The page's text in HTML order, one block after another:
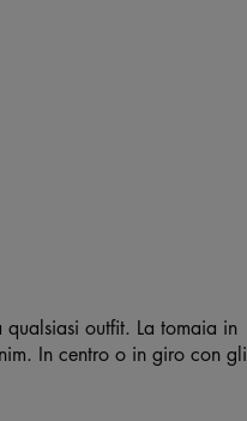
outfit. La tomaia in
In centro o in giro con gli